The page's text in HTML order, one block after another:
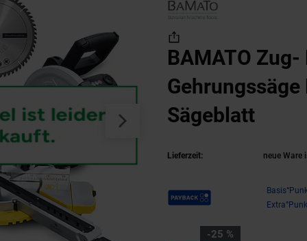
BAMATO
Sägeblatt
Lieferzeit: neue Ware
Payback Punkte
-25 %
Sie Sparen 25 Prozent,